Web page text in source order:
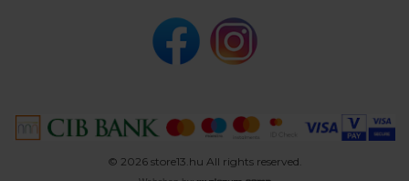
© 2026 store13.hu All rights reserved.